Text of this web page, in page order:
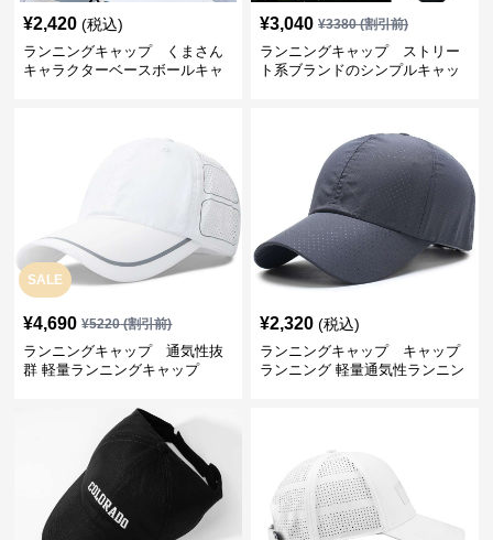
¥2,420 (税込)
ランニングキャップ くまさん
キャラクターベースボールキャ
¥3,040 ¥3380(割引前)
ランニングキャップ ストリー
ト系ブランドのシンプルキャッ
SALE
¥4,690 ¥5220(割引前)
ランニングキャップ 通気性抜
群 軽量ランニングキャップ
¥2,320 (税込)
ランニングキャップ キャップ
ランニング 軽量通気性ランニン